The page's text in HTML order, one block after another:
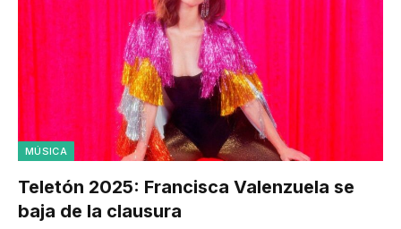
MÚSICA
Teletón 2025: Francisca Valenzuela se
baja de la clausura